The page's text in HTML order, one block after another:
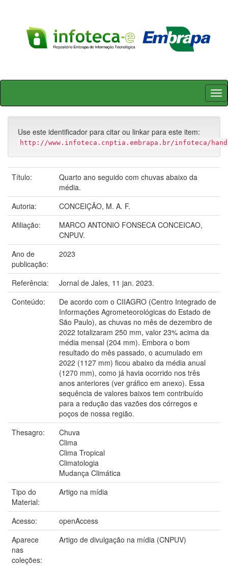
Skip
Use este identificador para citar ou linkar para este item:
http://www.infoteca.cnptia.embrapa.br/infoteca/
Título:
Quarto ano seguido com chuvas abaixo da
média.
Autoria:
CONCEIÇÃO, M. A. F.
Afiliação:
MARCO ANTONIO FONSECA CONCEICAO,
CNPUV.
Ano de
publicação:
2023
Referência:
Jornal de Jales, 11 jan. 2023.
Conteúdo:
De acordo com o CIIAGRO (Centro Integrado de
Informações Agrometeorológicas do Estado de
São Paulo), as chuvas no mês de dezembro de
2022 totalizaram 250 mm, valor 23% acima da
média mensal (204 mm). Embora o bom
resultado do mês passado, o acumulado em
2022 (1127 mm) ficou abaixo da média anual
(1270 mm), como já havia ocorrido nos três
anos anteriores (ver gráfico em anexo). Essa
sequência de valores baixos tem contribuído
para a redução das vazões dos córregos e
poços de nossa região.
Thesagro:
Chuva
Clima
Clima Tropical
Climatologia
Mudança Climática
Tipo do
Material:
Artigo na mídia
Acesso:
openAccess
Aparece
nas
coleções:
Artigo de divulgação na mídia (CNPUV)